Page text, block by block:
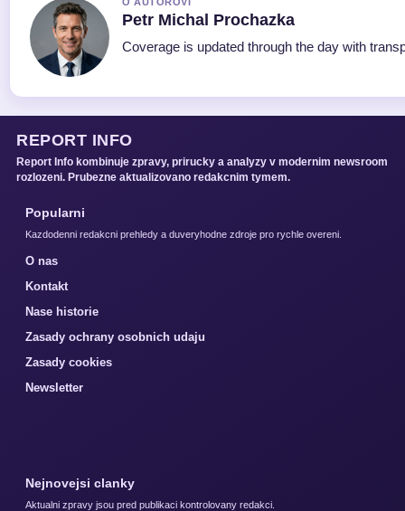
Petr Michal Prochazka
Coverage is updated through the day with
REPORT INFO
Report Info kombinuje zpravy, prirucky a analyzy v modernim newsroom
rozlozeni. Prubezne aktualizovano redakcnim tymem.
Popularni
Kazdodenni redakcni prehledy a duveryhodne zdroje pro rychle overeni.
O nas
Kontakt
Nase historie
Zasady ochrany osobnich udaju
Zasady cookies
Newsletter
Nejnovejsi clanky
Aktualni zpravy jsou pred publikaci kontrolovany redakci.